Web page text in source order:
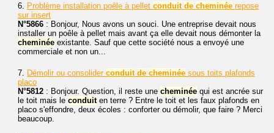
6. Problème installation poêle à pellet conduit de cheminée repose
sur insert
N°5866 : Bonjour, Nous avons un souci. Une entreprise devait nous
installer un poêle à pellet mais avant ça elle devait nous démonter la
cheminée existante. Sauf que cette société nous a envoyé une
commerciale et non un...
7. Démolir ou consolider conduit de cheminée sous toits plafonds
placo
N°5812 : Bonjour. Question, il reste une cheminée qui est ancrée sur
le toit mais le conduit en terre ? Entre le toit et les faux plafonds en
placo s'effondre, deux écoles : conforter ou démolir, que faire ? Merci
beaucoup.